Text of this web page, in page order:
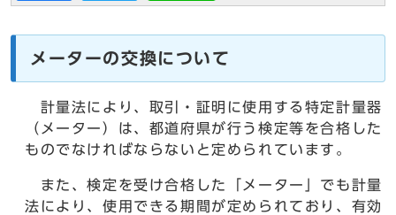
メーターの交換について
計量法により、取引・証明に使用する特定計量器
（メーター）は、都道府県が行う検定等を合格した
ものでなければならないと定められています。
また、検定を受け合格した「メーター」でも計量
法により、使用できる期間が定められており、有効